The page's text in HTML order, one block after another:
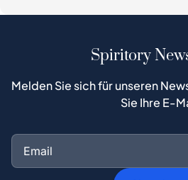
Melden Sie sich für unseren